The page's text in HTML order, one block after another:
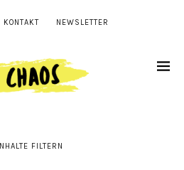
KONTAKT NEWSLETTER
INHALTE FILTERN